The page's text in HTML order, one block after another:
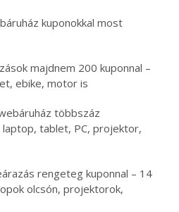
kuponokkal most
majdnem 200 kuponnal –
ebike, motor is
többszáz
laptop, tablet, PC, projektor,
rengeteg kuponnal – 14
olcsón, projektorok,